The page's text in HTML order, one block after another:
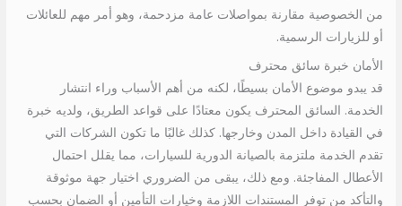
من الخصوصية مقارنة بمواصلات عامة مزدحمة، وهو أمر مهم للعائلات
أو للزيارات الرسمية.
الأمان خبرة سائق محترف
قد يبدو موضوع الأمان بسيطًا، لكنه من أهم الأسباب وراء انتشار
الخدمة. السائق المحترف يكون معتادًا على قواعد الطريق، ولديه خبرة
في القيادة داخل المدن وخارجها. كذلك غالبًا ما تكون الشركات التي
تقدم الخدمة ملتزمة بالصيانة الدورية للسيارات، مما يقلل احتمال
الأعطال المفاجئة. ومع ذلك، يبقى من الضروري اختيار جهة موثوقة
والتأكد من توفر المستندات اللازمة وخيارات التأمين أو الضمان بحسب